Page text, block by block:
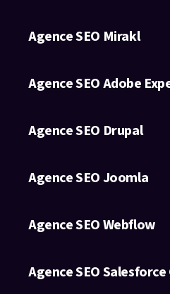
Agence SEO Mirakl
Agence SEO Adobe
Agence SEO Drupal
Agence SEO Joomla
Agence SEO Webflow
Agence SEO